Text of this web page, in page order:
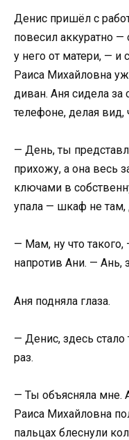
Денис пришёл с
повесил аккуратно —
у него от матери, — и
Раиса Михайловна
диван. Аня сидела за
телефоне, делая вид,
— День, ты
прихожу, а она весь
ключами в
упала — шкаф не там,
— Мам, ну что
напротив Ани. — Ань,
Аня подняла глаза.
— Денис, здесь стало
раз.
— Ты объясняла мне.
Раиса Михайловна
пальцах блеснули